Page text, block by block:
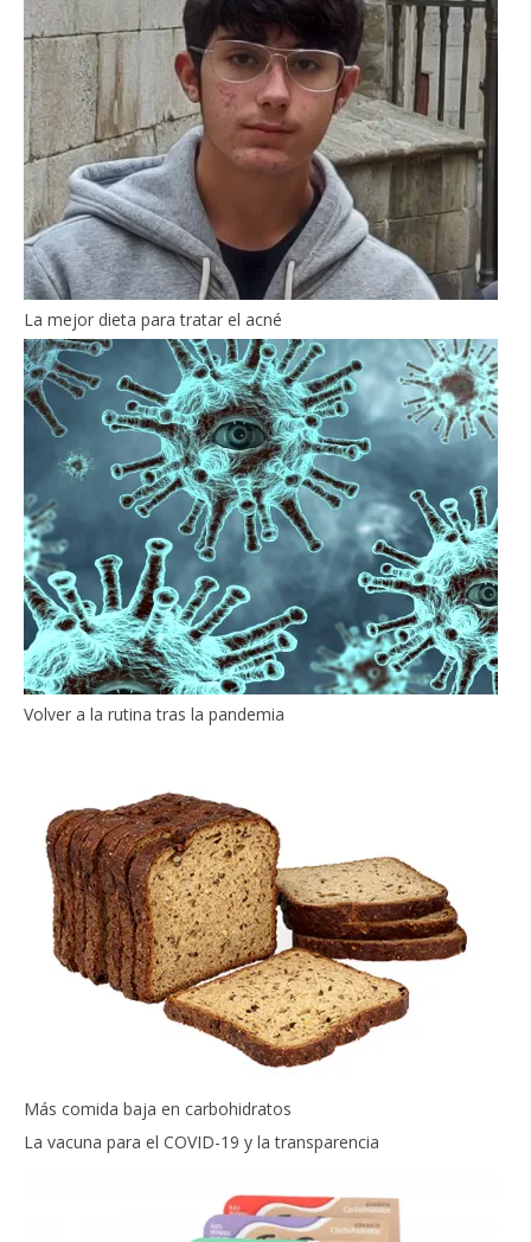
La mejor dieta para tratar el acné
Volver a la rutina tras la pandemia
Más comida baja en carbohidratos
La vacuna para el COVID-19 y la transparencia